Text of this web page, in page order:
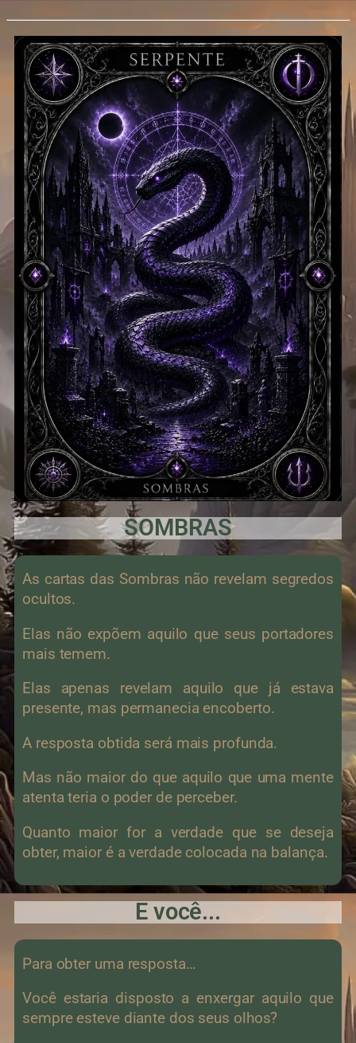
SOMBRAS
As cartas das Sombras não revelam segredos
ocultos.
Elas não expõem aquilo que seus portadores
mais temem.
Elas apenas revelam aquilo que já estava
presente, mas permanecia encoberto.
A resposta obtida será mais profunda.
Mas não maior do que aquilo que uma mente
atenta teria o poder de perceber.
Quanto maior for a verdade que se deseja
obter, maior é a verdade colocada na balança.
E você...
Para obter uma resposta…
Você estaria disposto a enxergar aquilo que
sempre esteve diante dos seus olhos?